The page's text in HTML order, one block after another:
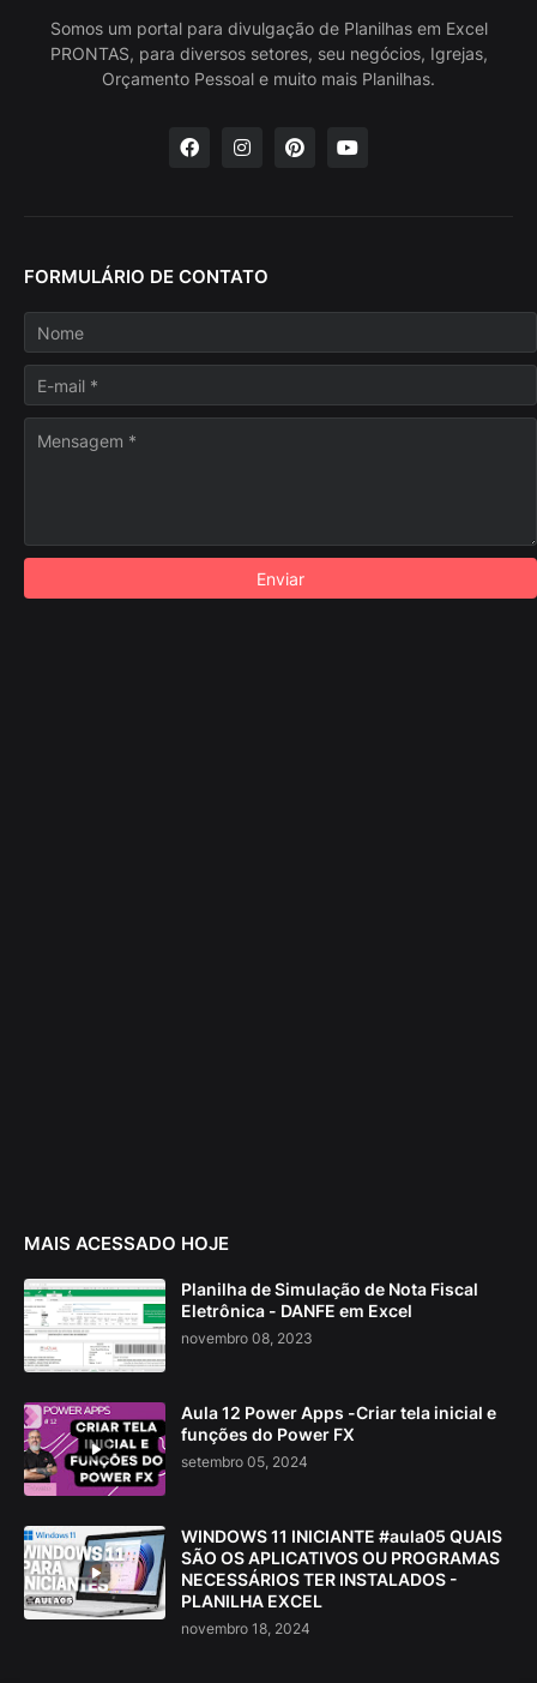
Somos um portal para divulgação de Planilhas em Excel
PRONTAS, para diversos setores, seu negócios, Igrejas,
Orçamento Pessoal e muito mais Planilhas.
FORMULÁRIO DE CONTATO
MAIS ACESSADO HOJE
Planilha de Simulação de Nota Fiscal
Eletrônica - DANFE em Excel
novembro 08, 2023
Aula 12 Power Apps -Criar tela inicial e
funções do Power FX
setembro 05, 2024
WINDOWS 11 INICIANTE #aula05 QUAIS
SÃO OS APLICATIVOS OU PROGRAMAS
NECESSÁRIOS TER INSTALADOS -
PLANILHA EXCEL
novembro 18, 2024